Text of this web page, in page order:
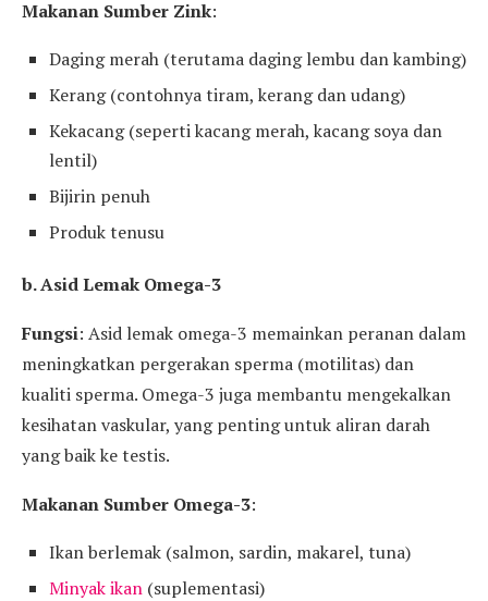
Makanan Sumber Zink:
Daging merah (terutama daging lembu dan kambing)
Kerang (contohnya tiram, kerang dan udang)
Kekacang (seperti kacang merah, kacang soya dan
lentil)
Bijirin penuh
Produk tenusu
b. Asid Lemak Omega-3
Fungsi: Asid lemak omega-3 memainkan peranan dalam
meningkatkan pergerakan sperma (motilitas) dan
kualiti sperma. Omega-3 juga membantu mengekalkan
kesihatan vaskular, yang penting untuk aliran darah
yang baik ke testis.
Makanan Sumber Omega-3:
Ikan berlemak (salmon, sardin, makarel, tuna)
Minyak ikan (suplementasi)